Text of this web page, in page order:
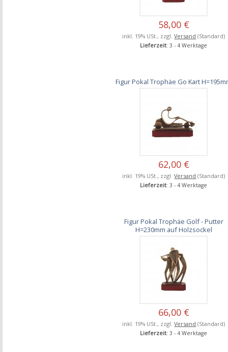
58,00 €
inkl. 19% USt., zzgl.Versand (Standard)
Lieferzeit: 3 - 4 Werktage
Figur Pokal Trophäe Go Kart
62,00 €
inkl. 19% USt., zzgl.Versand (Standard)
Lieferzeit: 3 - 4 Werktage
Figur Pokal Trophäe Golf - Putter
H=230mm auf Holzsockel
66,00 €
inkl. 19% USt., zzgl.Versand (Standard)
Lieferzeit: 3 - 4 Werktage